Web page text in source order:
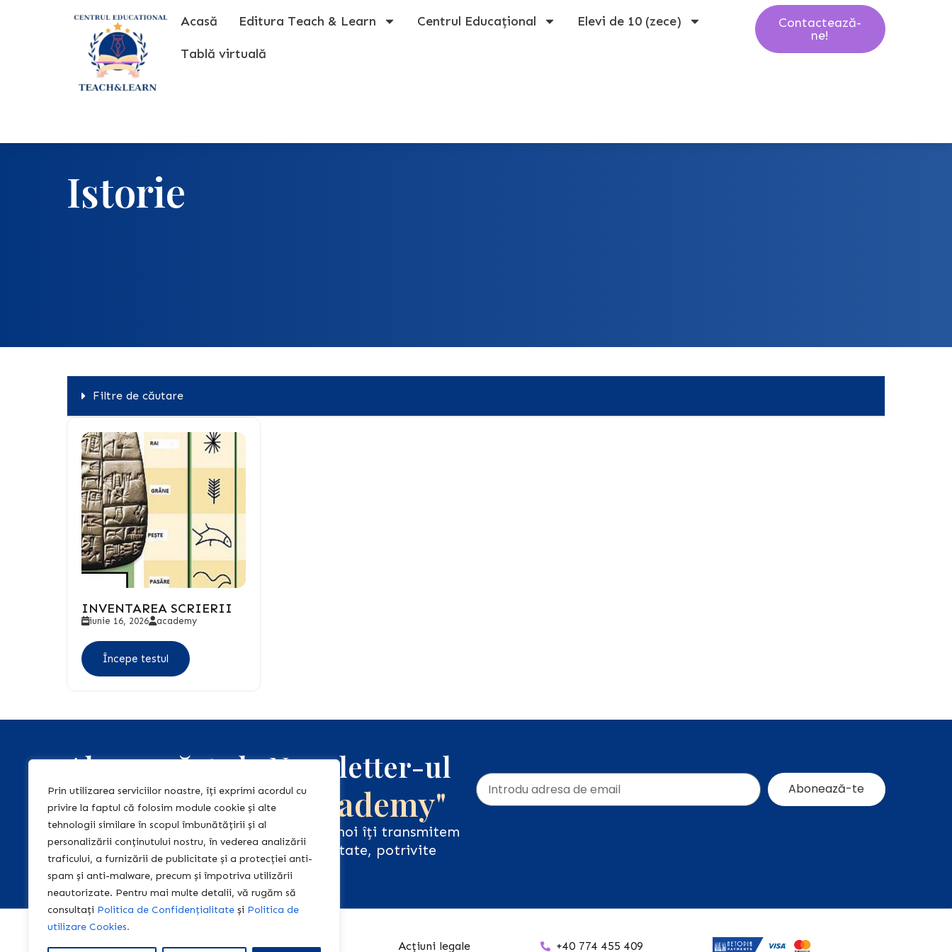
Prin utilizarea serviciilor noastre, îți exprimi acordul cu
privire la faptul că folosim module cookie și alte
tehnologii similare în scopul îmbunătățirii și al
personalizării conținutului nostru, în vederea analizării
traficului, a furnizării de publicitate și a protecției anti-
spam și anti-malware, precum și împotriva utilizării
neautorizate. Pentru mai multe detalii, vă rugăm să
consultați Politica de Confidențialitate și Politica de
utilizare Cookies.
Acasă Editura Teach & Learn Centrul Educațional Elevi de 10 (zece)
Tablă virtuală
Contactează-
ne!
Istorie
Filtre de căutare
INVENTAREA SCRIERII
iunie 16, 2026 academy
Începe testul
Abonează-te la Newsletter-ul
"Teach & Learn Academy"
Abonează-te la newsletter-ul nostru, iar noi îți transmitem
regulat informații relevante și de actualitate, potrivite
pentru tine!
Abonează-te
Acasă Acțiuni legale +40 774 455 409